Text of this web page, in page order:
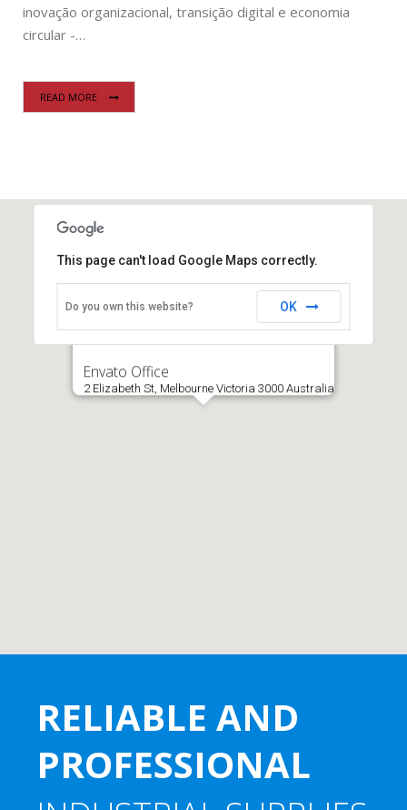
inovação organizacional, transição digital e economia
circular -…
READ MORE
Envato Office
2 Elizabeth St, Melbourne Victoria 3000 Australia
This page can't load Google Maps correctly.
Do you own this website? OK
RELIABLE AND
PROFESSIONAL